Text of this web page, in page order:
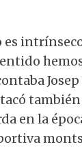
en la